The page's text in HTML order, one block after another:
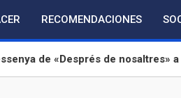
RECOMENDACIONES
de nosaltres» a l’Espai